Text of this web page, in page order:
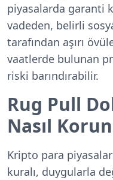
piyasalarda garanti
vadeden, belirli
tarafından aşırı
vaatlerde bulunan
riski barındırabilir.
Rug Pull
Nasıl
Kripto para
kuralı, duygularla